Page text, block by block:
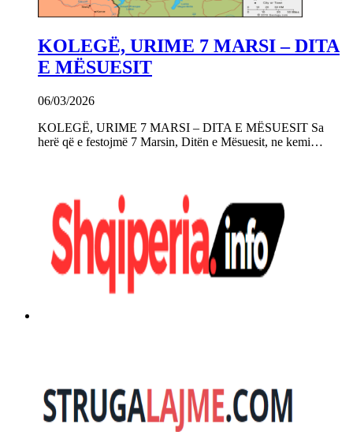
KOLEGË, URIME 7 MARSI – DITA
E MËSUESIT
06/03/2026
KOLEGË, URIME 7 MARSI – DITA E MËSUESIT Sa
herë që e festojmë 7 Marsin, Ditën e Mësuesit, ne kemi…